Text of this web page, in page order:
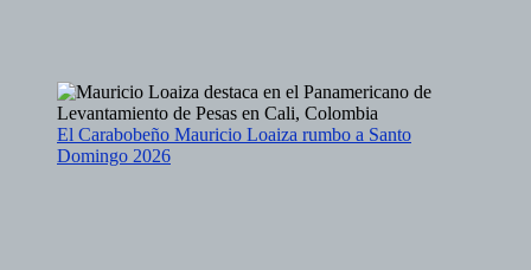
El Carabobeño Mauricio Loaiza rumbo a Santo
Domingo 2026